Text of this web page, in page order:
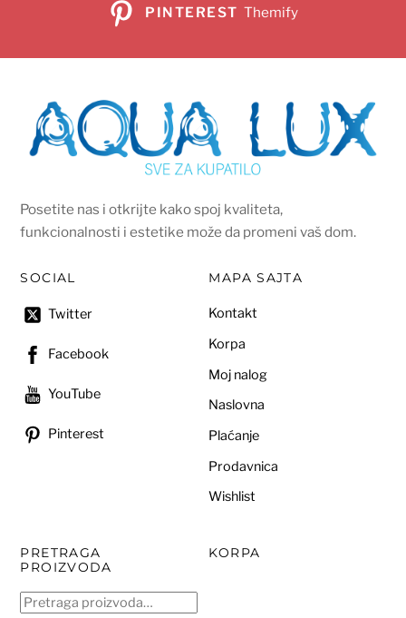
PINTEREST Themify
Posetite nas i otkrijte kako spoj kvaliteta,
funkcionalnosti i estetike može da promeni vaš dom.
SOCIAL
Twitter
Facebook
YouTube
Pinterest
MAPA SAJTA
Kontakt
Korpa
Moj nalog
Naslovna
Plaćanje
Prodavnica
Wishlist
PRETRAGA
PROIZVODA
Pretraga
KORPA